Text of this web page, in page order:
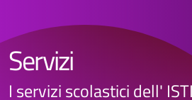
Servizi
I servizi scolastici dell'